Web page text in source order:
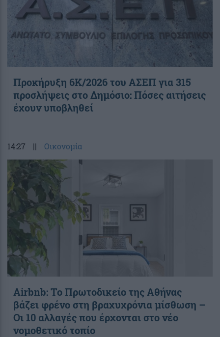
Προκήρυξη 6Κ/2026 του ΑΣΕΠ για 315
προσλήψεις στο Δημόσιο: Πόσες αιτήσεις
έχουν υποβληθεί
14:27 || Οικονομία
Airbnb: Το Πρωτοδικείο της Αθήνας
βάζει φρένο στη βραχυχρόνια μίσθωση –
Οι 10 αλλαγές που έρχονται στο νέο
νομοθετικό τοπίο